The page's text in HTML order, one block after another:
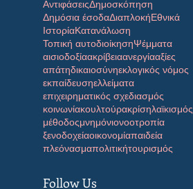
ΑντιφάσειςΔημοσκόπηση
Δημόσια έσοδαΔιαπλοκήΕθνικά
ΙστορίαΚατανάλωση
Τοπική αυτοδιοίκησηΨέμματα
αισιοδοξίαακρίβειαανεργίααξίες
απάτηδικαιοσύνηεκλογικός νόμος
εκπαίδευσηελλείματα
επιχειρηματικός σχεδιασμός
κοινωνίακουλτούρακρίσηλαϊκισμός
μέθοδοςμνημόνιονοοτροπία
ξενοδοχείαοικονομίαπαιδεία
πλεόνασμαπολιτικήτουρισμός
Follow Us